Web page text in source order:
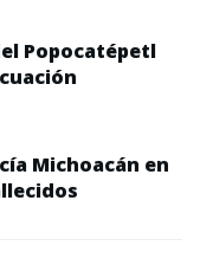
Popocatépetl
Michoacán en